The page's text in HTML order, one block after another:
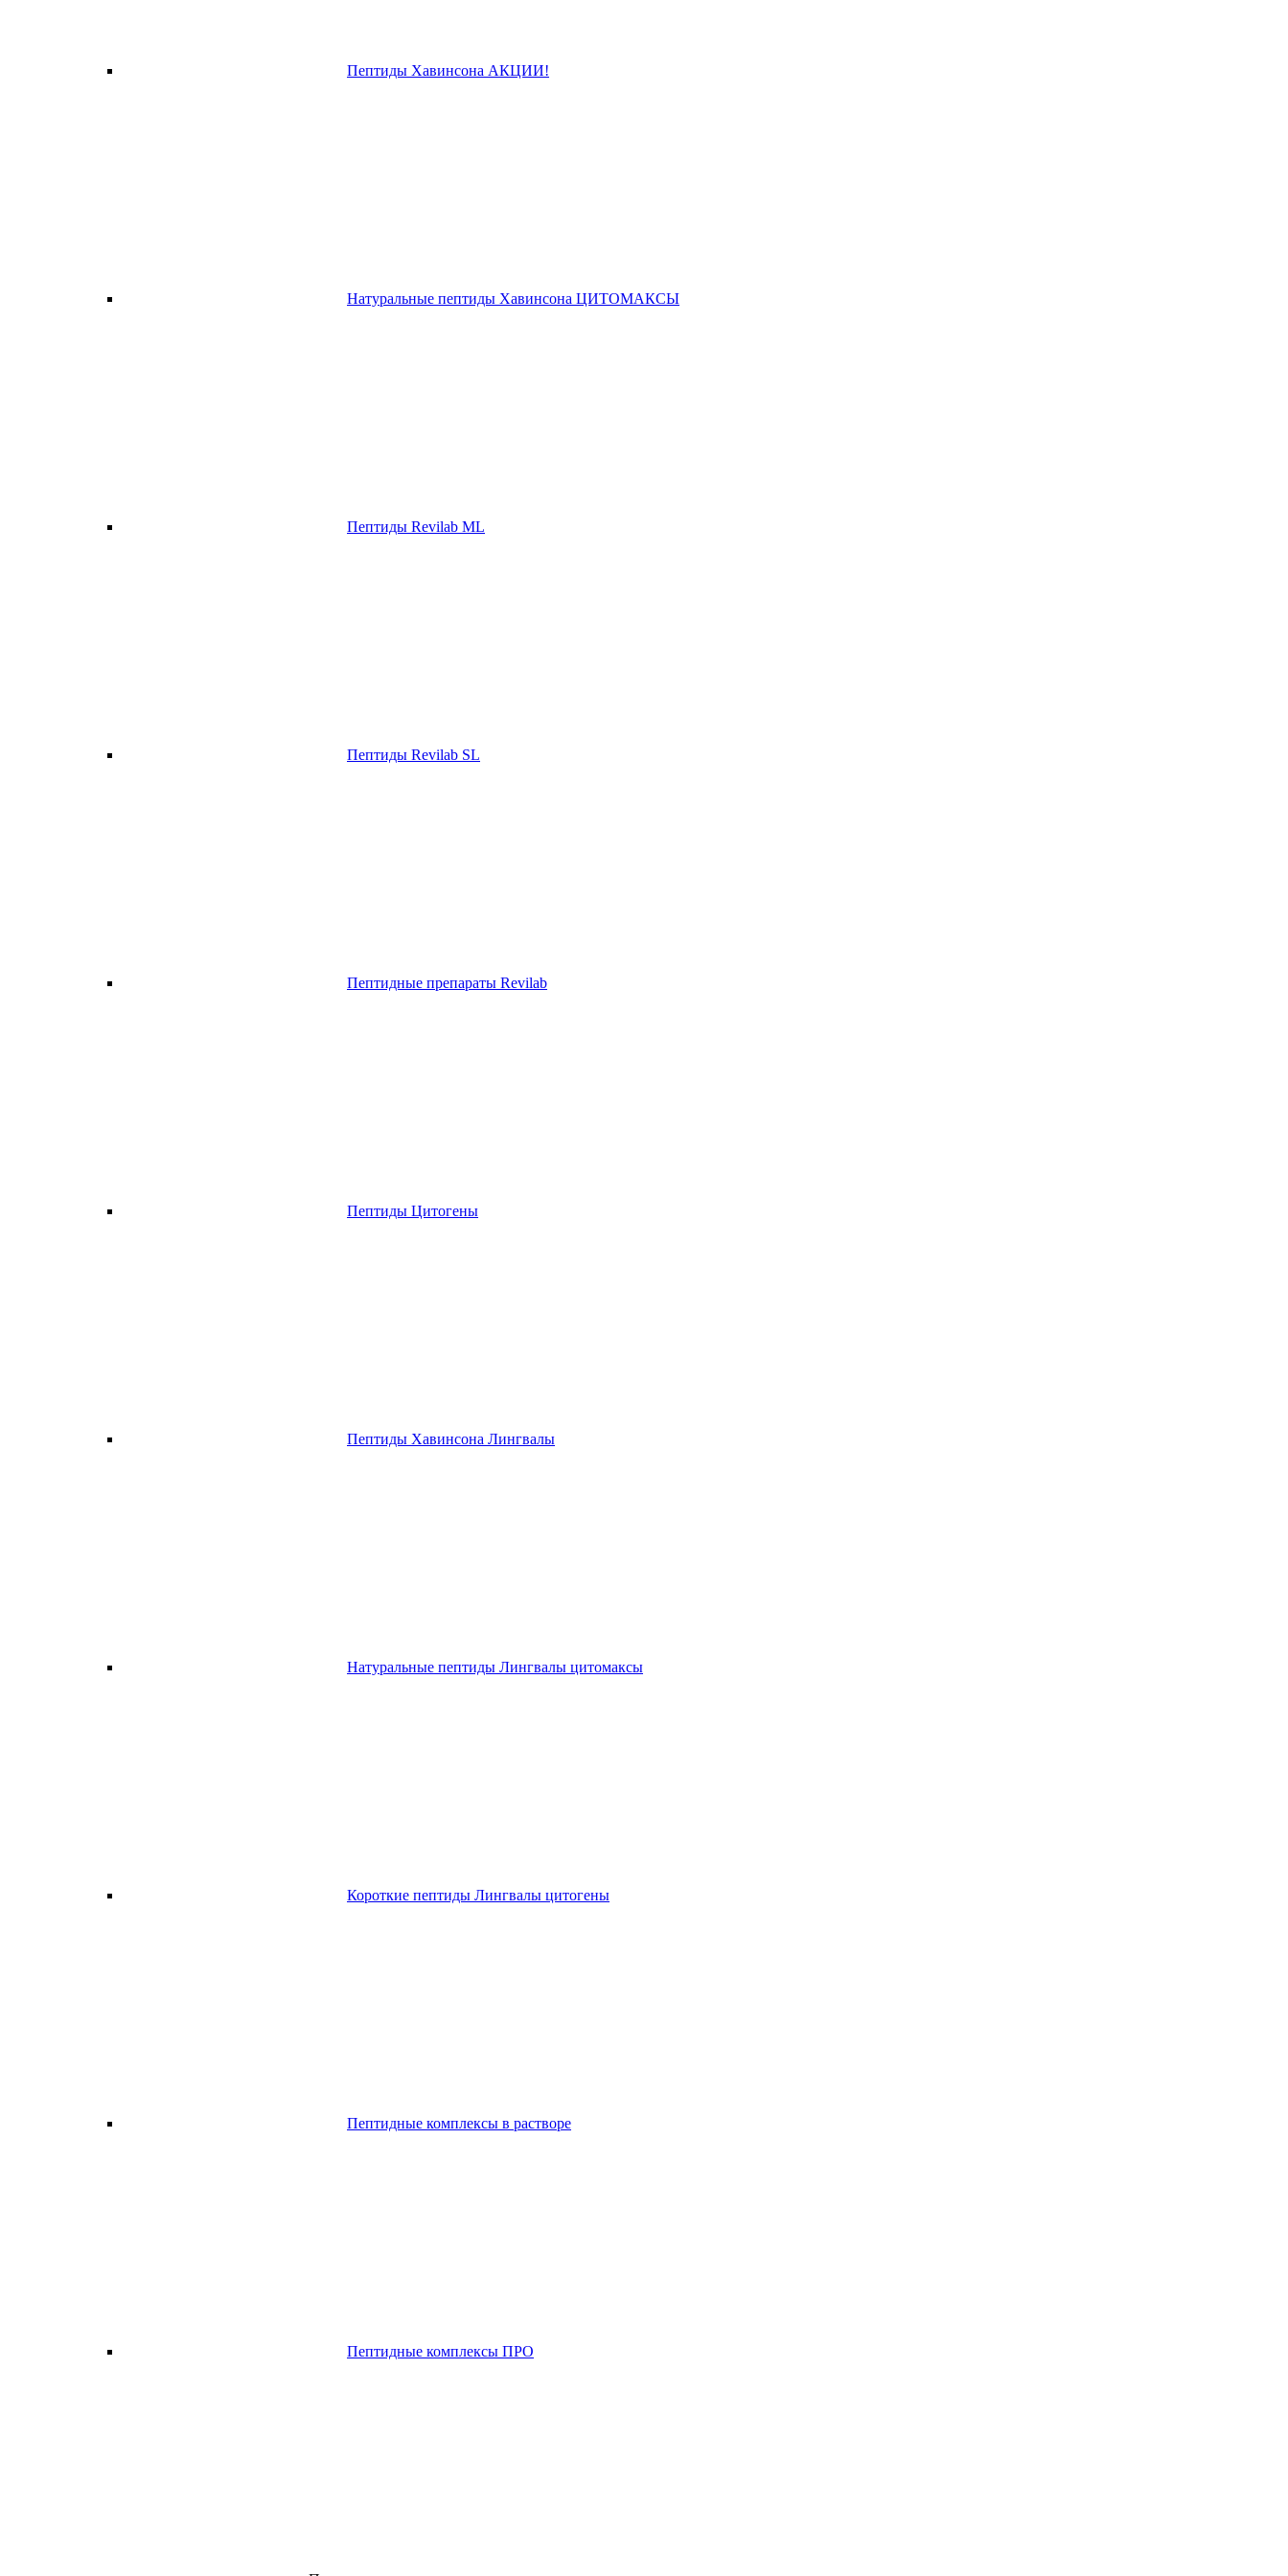
Пептиды Хавинсона АКЦИИ!
Натуральные пептиды Хавинсона ЦИТОМАКСЫ
Пептиды Revilab ML
Пептиды Revilab SL
Пептидные препараты Revilab
Пептиды Цитогены
Пептиды Хавинсона Лингвалы
Натуральные пептиды Лингвалы цитомаксы
Короткие пептиды Лингвалы цитогены
Пептидные комплексы в растворе
Пептидные комплексы ПРО